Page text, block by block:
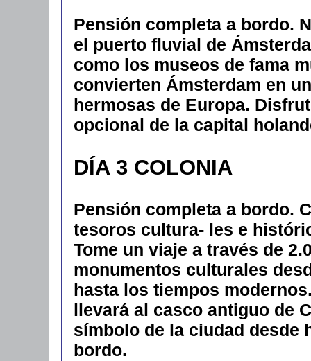
Pensión completa a bordo.
el puerto fluvial de
como los museos de fama
convierten Ámsterdam en
hermosas de Europa.
opcional de la capital
DÍA 3 COLONIA
Pensión completa a bordo.
tesoros cultura- les e
Tome un viaje a través de
monumentos culturales
hasta los tiempos
llevará al casco antiguo de
símbolo de la ciudad desde
bordo.